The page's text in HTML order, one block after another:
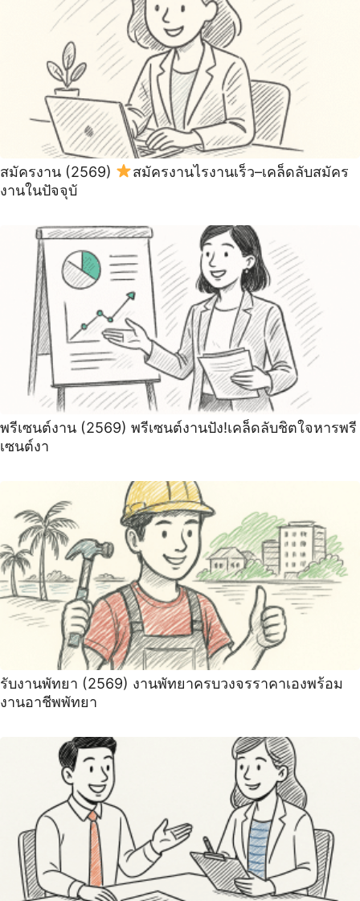
สมัครงาน (2569)
สมัครงานไรงานเร็ว–เคล็ดลับสมัคร
งานในปัจจุบั
พรีเซนต์งาน (2569) พรีเซนต์งานปัง!เคล็ดลับชิตใจหารพรี
เซนต์งา
รับงานพัทยา (2569) ️งานพัทยาครบวงจรราคาเองพร้อม
งานอาชีพพัทยา